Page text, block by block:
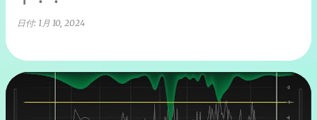
日付: 1月 10, 2024